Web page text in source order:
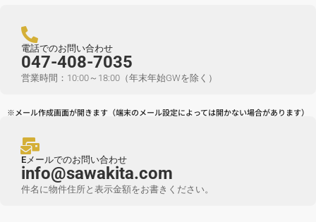
電話でのお問い合わせ
047-408-7035
営業時間：10:00～18:00（年末年始GWを除く）
※メール作成画面が開きます（端末のメール設定によっては開かない場合があります）
Eメールでのお問い合わせ
info@sawakita.com
件名に物件住所と表示金額をお書きください。